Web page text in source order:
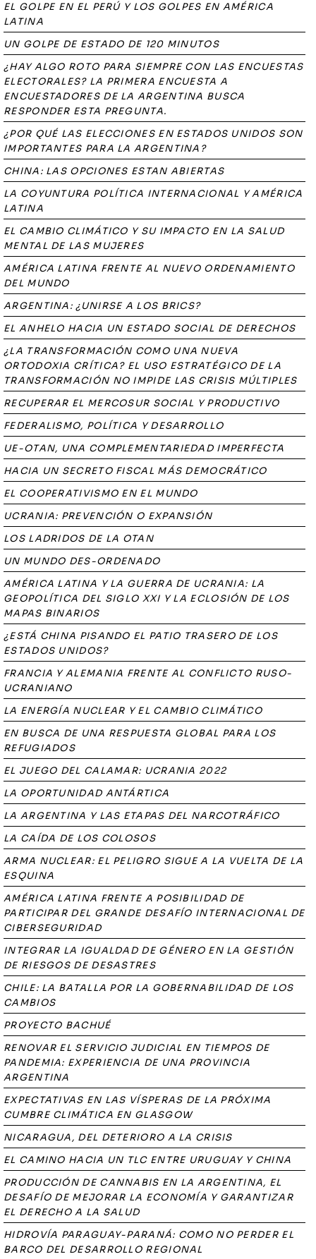
EL GOLPE EN EL PERÚ Y LOS GOLPES EN AMÉRICA
LATINA
UN GOLPE DE ESTADO DE 120 MINUTOS
¿HAY ALGO ROTO PARA SIEMPRE CON LAS ENCUESTAS
ELECTORALES? LA PRIMERA ENCUESTA A
ENCUESTADORES DE LA ARGENTINA BUSCA
RESPONDER ESTA PREGUNTA.
¿POR QUÉ LAS ELECCIONES EN ESTADOS UNIDOS SON
IMPORTANTES PARA LA ARGENTINA?
CHINA: LAS OPCIONES ESTAN ABIERTAS
LA COYUNTURA POLÍTICA INTERNACIONAL Y AMÉRICA
LATINA
EL CAMBIO CLIMÁTICO Y SU IMPACTO EN LA SALUD
MENTAL DE LAS MUJERES
AMÉRICA LATINA FRENTE AL NUEVO ORDENAMIENTO
DEL MUNDO
ARGENTINA: ¿UNIRSE A LOS BRICS?
EL ANHELO HACIA UN ESTADO SOCIAL DE DERECHOS
¿LA TRANSFORMACIÓN COMO UNA NUEVA
ORTODOXIA CRÍTICA? EL USO ESTRATÉGICO DE LA
TRANSFORMACIÓN NO IMPIDE LAS CRISIS MÚLTIPLES
RECUPERAR EL MERCOSUR SOCIAL Y PRODUCTIVO
FEDERALISMO, POLÍTICA Y DESARROLLO
UE-OTAN, UNA COMPLEMENTARIEDAD IMPERFECTA
HACIA UN SECRETO FISCAL MÁS DEMOCRÁTICO
EL COOPERATIVISMO EN EL MUNDO
UCRANIA: PREVENCIÓN O EXPANSIÓN
LOS LADRIDOS DE LA OTAN
UN MUNDO DES-ORDENADO
AMÉRICA LATINA Y LA GUERRA DE UCRANIA: LA
GEOPOLÍTICA DEL SIGLO XXI Y LA ECLOSIÓN DE LOS
MAPAS BINARIOS
¿ESTÁ CHINA PISANDO EL PATIO TRASERO DE LOS
ESTADOS UNIDOS?
FRANCIA Y ALEMANIA FRENTE AL CONFLICTO RUSO-
UCRANIANO
LA ENERGÍA NUCLEAR Y EL CAMBIO CLIMÁTICO
EN BUSCA DE UNA RESPUESTA GLOBAL PARA LOS
REFUGIADOS
EL JUEGO DEL CALAMAR: UCRANIA 2022
LA OPORTUNIDAD ANTÁRTICA
LA ARGENTINA Y LAS ETAPAS DEL NARCOTRÁFICO
LA CAÍDA DE LOS COLOSOS
ARMA NUCLEAR: EL PELIGRO SIGUE A LA VUELTA DE LA
ESQUINA
AMÉRICA LATINA FRENTE A POSIBILIDAD DE
PARTICIPAR DEL GRANDE DESAFÍO INTERNACIONAL DE
CIBERSEGURIDAD
INTEGRAR LA IGUALDAD DE GÉNERO EN LA GESTIÓN
DE RIESGOS DE DESASTRES
CHILE: LA BATALLA POR LA GOBERNABILIDAD DE LOS
CAMBIOS
PROYECTO BACHUÉ
RENOVAR EL SERVICIO JUDICIAL EN TIEMPOS DE
PANDEMIA: EXPERIENCIA DE UNA PROVINCIA
ARGENTINA
EXPECTATIVAS EN LAS VÍSPERAS DE LA PRÓXIMA
CUMBRE CLIMÁTICA EN GLASGOW
NICARAGUA, DEL DETERIORO A LA CRISIS
EL CAMINO HACIA UN TLC ENTRE URUGUAY Y CHINA
PRODUCCIÓN DE CANNABIS EN LA ARGENTINA, EL
DESAFÍO DE MEJORAR LA ECONOMÍA Y GARANTIZAR
EL DERECHO A LA SALUD
HIDROVÍA PARAGUAY-PARANÁ: COMO NO PERDER EL
BARCO DEL DESARROLLO REGIONAL